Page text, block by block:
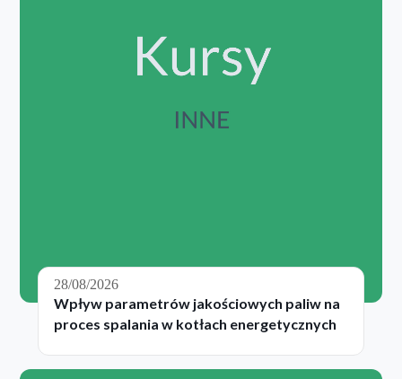
28/08/2026
Wpływ parametrów jakościowych paliw na
proces spalania w kotłach energetycznych